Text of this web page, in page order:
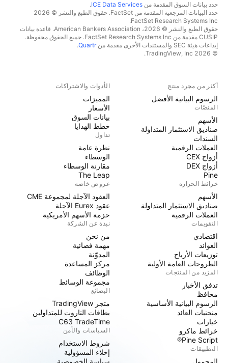
حدد بيانات السوق المقدمة من ICE Data Services
.
حدد البيانات المرجعية المقدمة من FactSet. حقوق الطبع والنشر © 2026
FactSet Research Systems Inc.
حقوق الطبع والنشر © 2026، American Bankers Association. قاعدة بيانات
CUSIP مقدمة من FactSet Research Systems Inc. جميع الحقوق محفوظة.
إيداعات هيئة SEC والمستندات الأخرى مقدمة من
Quartr
.
© 2026 TradingView, Inc.
أكثر من مجرد منتج
الرسوم البيانية الأفضل
المنصّات
الأسهم
صناديق الاستثمار المتداولة
السندات
العملات الرقمية
أزواج CEX
أزواج DEX
Pine
خرائط الحرارة
الأسهم
صناديق الاستثمار المتداولة
العملات الرقمية
التقويمات
اقتصادي
العوائد
توزيعات الأرباح
الطروحات العامة الأولية
المزيد من المنتجات
تدفق الأخبار
محافظ
الرسوم البيانية الأساسية
منحنيات العائد
خيارات
خرائط ماكرو
Pine Script®
التطبيقات
المحمول
الأدوات والاشتراكات
المميزات
الأسعار
بيانات السوق
خطط الهدايا
تداول
نظرة عامة
الوسطاء
مقارنة الوسطاء
The Leap
عروض خاصة
العقود الآجلة لمجموعة CME
عقود Eurex الآجلة
حزمة الأسهم الأمريكية
نبذة عن الشركة
من نحن
مهمة فضائية
المدوّنة
مركز المساعدة
الوظائف
مجموعة الوسائط
البضائع
متجر TradingView
بطاقات التاروت للمتداولين
C63 TradeTime
السياسات والأمن
شروط الاستخدام
إخلاء المسؤولية
سياسة الخصوصية